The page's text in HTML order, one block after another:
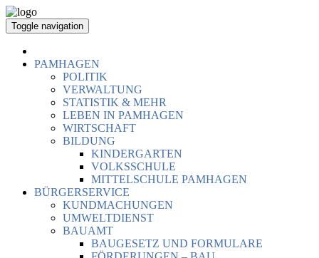
Toggle navigation
PAMHAGEN
POLITIK
VERWALTUNG
STATISTIK & MEHR
LEBEN IN PAMHAGEN
WIRTSCHAFT
BILDUNG
KINDERGARTEN
VOLKSSCHULE
MITTELSCHULE PAMHAGEN
BÜRGERSERVICE
KUNDMACHUNGEN
UMWELTDIENST
BAUAMT
BAUGESETZ UND FORMULARE